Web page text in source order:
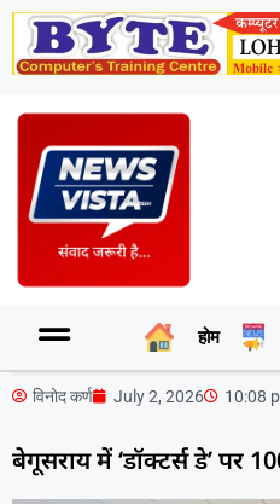
होम
विनोद कर्ण July 2, 2026 10:08
बेगूसराय में ‘डॉक्टर्स डे’ पर